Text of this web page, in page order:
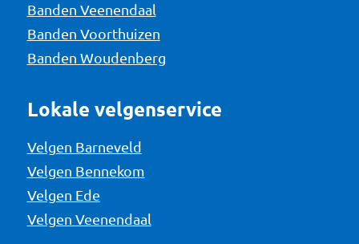
Banden Veenendaal
Banden Voorthuizen
Banden Woudenberg
Lokale velgenservice
Velgen Barneveld
Velgen Bennekom
Velgen Ede
Velgen Veenendaal